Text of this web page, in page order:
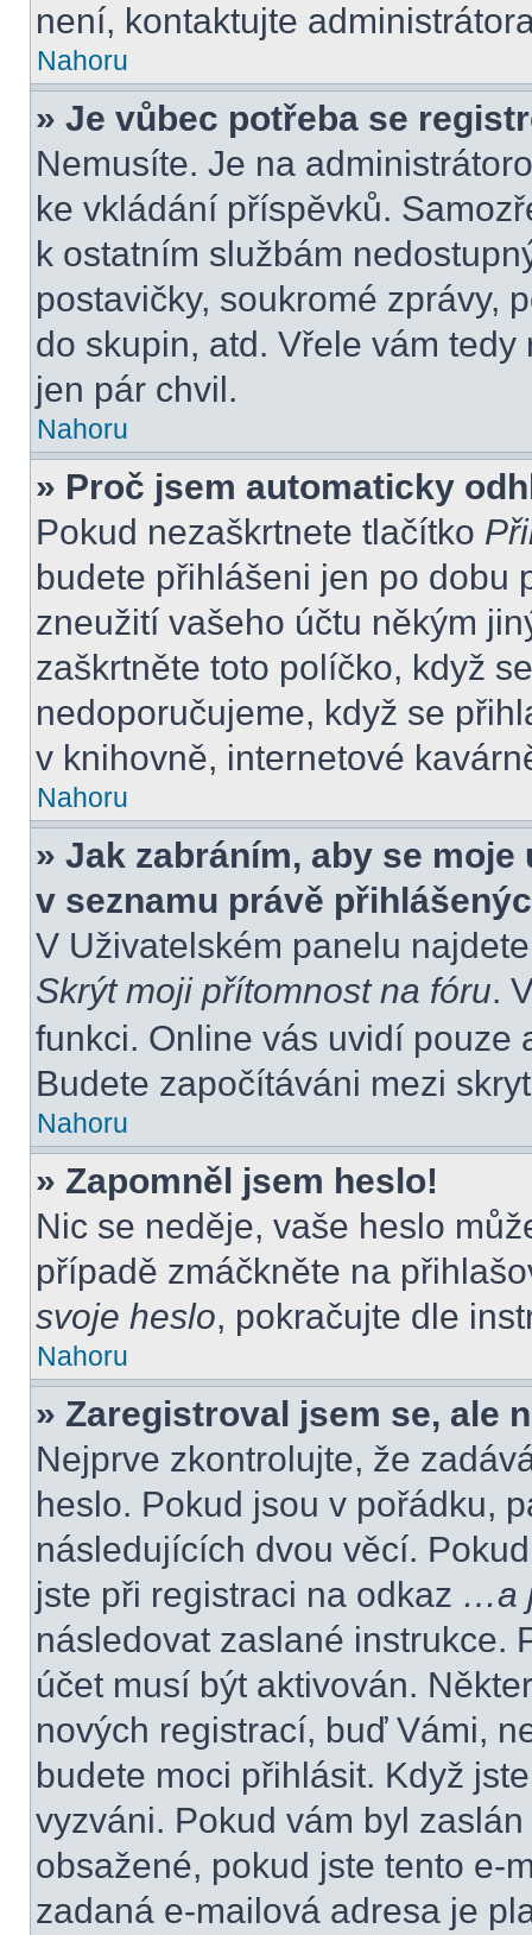
není, kontaktujte
Nahoru
» Je vůbec potřeba se
Nemusíte. Je na
ke vkládání příspěvků.
k ostatním službám
postavičky, soukromé zprávy,
do skupin, atd. Vřele vám
jen pár chvil.
Nahoru
» Proč jsem automaticky
Pokud nezaškrtnete tlačítko
budete přihlášeni jen po dobu
zneužití vašeho účtu někým
zaškrtněte toto políčko, když
nedoporučujeme, když se
v knihovně, internetové
Nahoru
» Jak zabráním, aby se
v seznamu právě
V Uživatelském panelu
Skrýt moji přítomnost na fóru.
funkci. Online vás uvidí pouze
Budete započítáváni mezi
Nahoru
» Zapomněl jsem heslo!
Nic se neděje, vaše heslo
případě zmáčkněte na
svoje heslo, pokračujte dle
Nahoru
» Zaregistroval jsem se, ale
Nejprve zkontrolujte, že
heslo. Pokud jsou v pořádku,
následujících dvou věcí.
jste při registraci na odkaz …a
následovat zaslané instrukce.
účet musí být aktivován.
nových registrací, buď Vámi,
budete moci přihlásit. Když
vyzváni. Pokud vám byl
obsažené, pokud jste tento e-
zadaná e-mailová adresa je